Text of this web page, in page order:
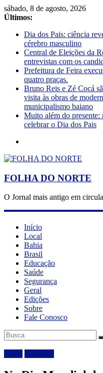
sábado, 8 de agosto, 2026
Últimos:
Dia dos Pais: ciência
cérebro masculino
Central de Eleições da
entrevistas com os
Prefeitura de Feira
quatro praças.
Bruno Reis e Zé Cocá
visita às obras de
municipalismo baiano
Muito além do presente:
celebrar o Dia dos Pais
FOLHA DO NORTE
O Jornal mais antigo em
Início
Local
Bahia
Brasil
Educação
Saúde
Segurança
Geral
Edições
Sobre
Fale Conosco